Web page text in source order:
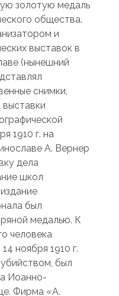
золотую медаль
общества.
и
выставок в
(нынешний
снимки,
выставки
1910 г. на
А. Вернер
дела
школ
был
медалью. К
человека
ноября 1910 г.
был
Иоанно-
Фирма «А.